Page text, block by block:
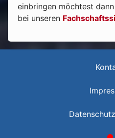
einbringen möchtest
bei unseren